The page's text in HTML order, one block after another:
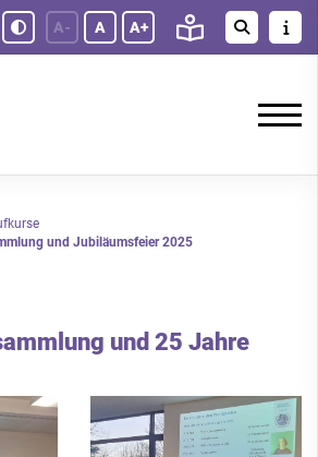
A- A A+
und Jubiläumsfeier 2025
und 25 Jahre